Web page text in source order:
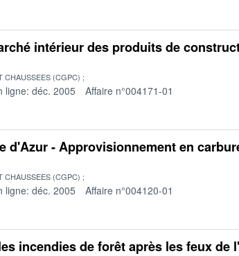
intérieur des produits de
CHAUSSEES (CGPC)
ligne: déc. 2005 Affaire n°004171-01
d'Azur - Approvisionnement en
CHAUSSEES (CGPC)
ligne: déc. 2005 Affaire n°004120-01
incendies de forêt après les feux de